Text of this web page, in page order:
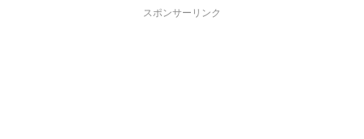
スポンサーリンク